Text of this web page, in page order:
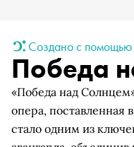
Создано с помощью
Победа
«Победа над
опера, поставленная
стало одним из